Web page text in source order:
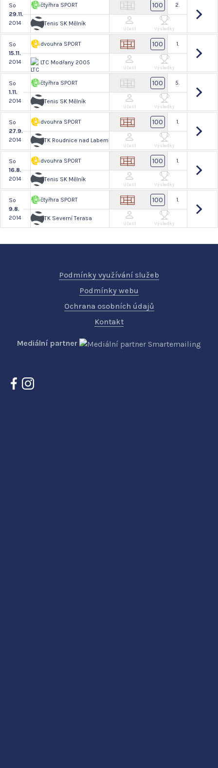
So
29.11.
2014
čtyřhra SPORT
Tenis SK Mělník
100 2.
Účast Výsledky
So
15.11.
2014
dvouhra SPORT
LTC Modřany 2005
100 1.
Účast Výsledky
So
1.11.
2014
čtyřhra SPORT
Tenis SK Mělník
100 5.
Účast Výsledky
So
27.9.
2014
dvouhra SPORT
TK Roudnice nad Labem
100 1.
Účast Výsledky
So
16.8.
2014
dvouhra SPORT
Tenis SK Mělník
100 1.
Účast Výsledky
So
9.8.
2014
čtyřhra SPORT
TK Severní Terasa
100 1.
Účast Výsledky
Podmínky využívání služeb
Podmínky webu
Ochrana osobních údajů
Kontakt
Mediální partner